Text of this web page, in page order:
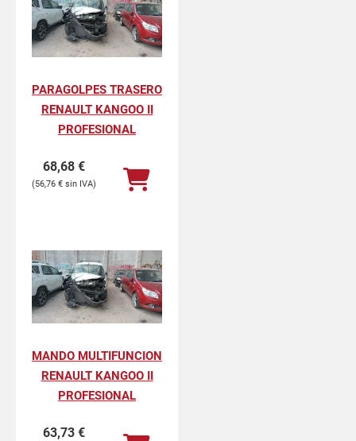
PARAGOLPES TRASERO
RENAULT KANGOO II
PROFESIONAL
68,68 €
56,76 €
MANDO MULTIFUNCION
RENAULT KANGOO II
PROFESIONAL
63,73 €